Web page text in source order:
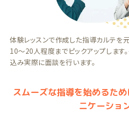
体験レッスンで作成した指導カルテを
10～20人程度までピックアップします
込み実際に面談を行います。
スムーズな指導を始めるた
ニケーショ